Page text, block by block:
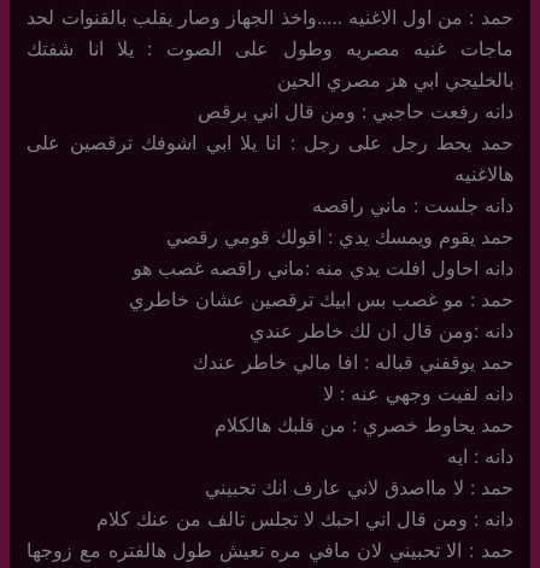
حمد : من اول الاغنيه …..واخذ الجهاز وصار يقلب بالقنوات لحد
ماجات غنيه مصريه وطول على الصوت : يلا انا شفتك
بالخليجي ابي هز مصري الحين
دانه رفعت حاجبي : ومن قال اني برقص
حمد يحط رجل على رجل : انا يلا ابي اشوفك ترقصين على
هالاغنيه
دانه جلست : ماني راقصه
حمد يقوم ويمسك يدي : اقولك قومي رقصي
دانه احاول افلت يدي منه :ماني راقصه غصب هو
حمد : مو غصب بس ابيك ترقصين عشان خاطري
دانه :ومن قال ان لك خاطر عندي
حمد يوقفني قباله : افا مالي خاطر عندك
دانه لفيت وجهي عنه : لا
حمد يحاوط خصري : من قلبك هالكلام
دانه : ايه
حمد : لا مااصدق لاني عارف انك تحبيني
دانه : ومن قال اني احبك لا تجلس تالف من عنك كلام
حمد : الا تحبيني لان مافي مره تعيش طول هالفتره مع زوجها